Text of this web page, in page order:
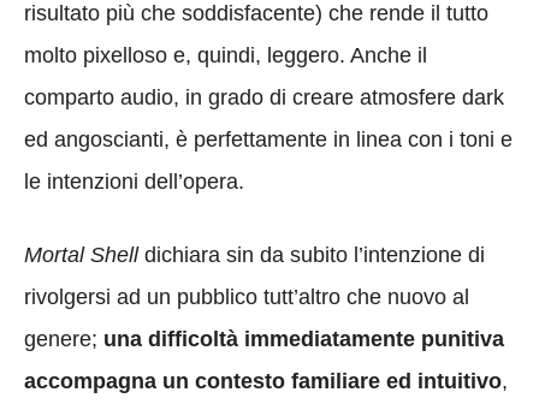
risultato più che soddisfacente) che rende il tutto
molto pixelloso e, quindi, leggero. Anche il
comparto audio, in grado di creare atmosfere dark
ed angoscianti, è perfettamente in linea con i toni e
le intenzioni dell’opera.
Mortal Shelldichiara sin da subito l’intenzione di
rivolgersi ad un pubblico tutt’altro che nuovo al
genere; una difficoltà immediatamente punitiva
accompagna un contesto familiare ed intuitivo,